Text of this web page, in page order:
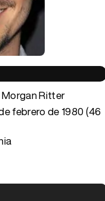
Ritter
febrero de 1980 (46